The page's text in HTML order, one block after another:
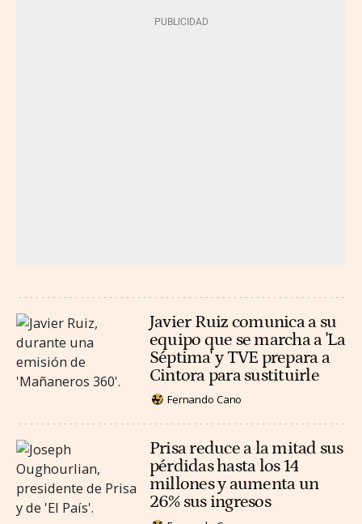
Javier Ruiz comunica a su
equipo que se marcha a 'La
Séptima' y TVE prepara a
Cintora para sustituirle
Fernando Cano
Prisa reduce a la mitad sus
pérdidas hasta los 14
millones y aumenta un
26% sus ingresos